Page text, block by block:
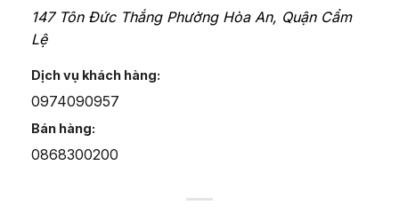
147 Tôn Đức Thắng Phường Hòa An, Quận Cẩm
Lệ
Dịch vụ khách hàng:
0974090957
Bán hàng:
0868300200